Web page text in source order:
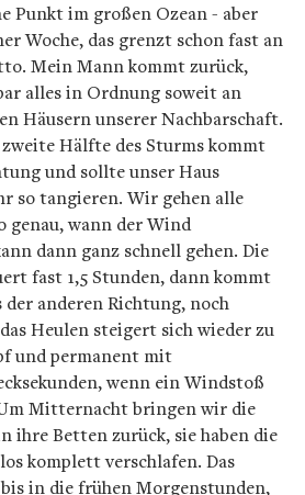
Punkt im großen Ozean - aber
Woche, das grenzt schon fast an
Mein Mann kommt zurück,
alles in Ordnung soweit an
Häusern unserer Nachbarschaft.
Hälfte des Sturms kommt
und sollte unser Haus
so tangieren. Wir gehen alle
genau, wann der Wind
dann ganz schnell gehen. Die
fast 1,5 Stunden, dann kommt
der anderen Richtung, noch
Heulen steigert sich wieder zu
und permanent mit
wenn ein Windstoß
Mitternacht bringen wir die
ihre Betten zurück, sie haben die
komplett verschlafen. Das
in die frühen Morgenstunden,